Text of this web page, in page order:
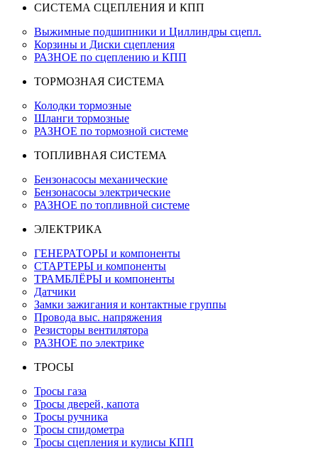
СИСТЕМА СЦЕПЛЕНИЯ И КПП
Выжимные подшипники и Циллиндры сцепл.
Корзины и Диски сцепления
РАЗНОЕ по сцеплению и КПП
ТОРМОЗНАЯ СИСТЕМА
Колодки тормозные
Шланги тормозные
РАЗНОЕ по тормозной системе
ТОПЛИВНАЯ СИСТЕМА
Бензонасосы механические
Бензонасосы электрические
РАЗНОЕ по топливной системе
ЭЛЕКТРИКА
ГЕНЕРАТОРЫ и компоненты
СТАРТЕРЫ и компоненты
ТРАМБЛЁРЫ и компоненты
Датчики
Замки зажигания и контактные группы
Провода выс. напряжения
Резисторы вентилятора
РАЗНОЕ по электрике
ТРОСЫ
Тросы газа
Тросы дверей, капота
Тросы ручника
Тросы спидометра
Тросы сцепления и кулисы КПП